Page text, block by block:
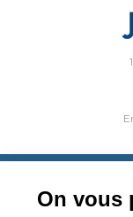
On vous